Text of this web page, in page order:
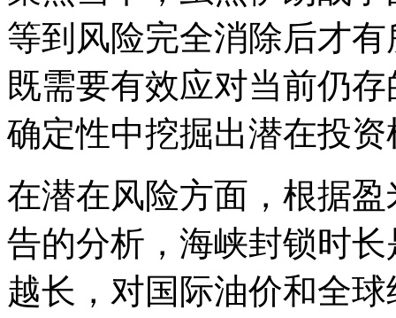
等到风险完全消除后才
既需要有效应对当前仍
确定性中挖掘出潜在投资
在潜在风险方面，根据
告的分析，海峡封锁时
越长，对国际油价和全